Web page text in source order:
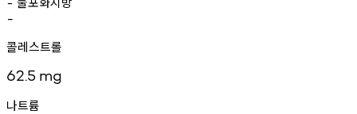
-
콜레스트롤
62.5 mg
나트륨